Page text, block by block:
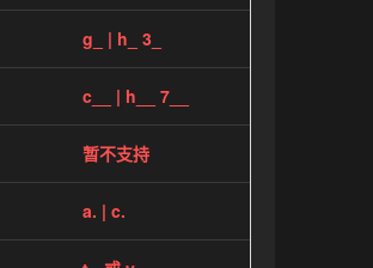
g_ | h_ 3_
c__ | h__ 7__
暂不支持
a. | c.